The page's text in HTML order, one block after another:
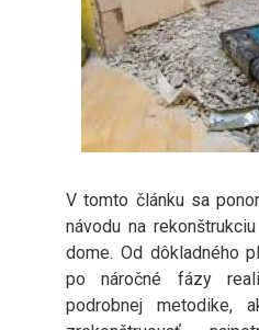
V tomto článku sa
návodu na
dome. Od dôkladného
po náročné fázy
podrobnej metodike,